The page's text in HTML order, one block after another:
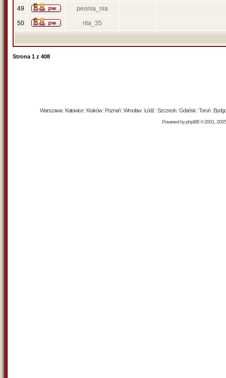
49 peonia_nia
50 rita_35
Strona 1 z 408
Warszawa : Katowice : Kraków : Poznań : Wrocław : Łódź : Szczecin : Gdańsk : Toruń :
Powered byphpBB© 2001,